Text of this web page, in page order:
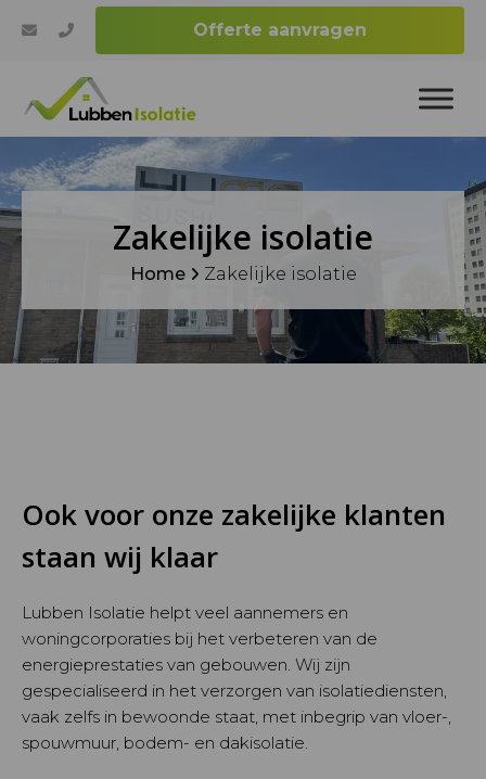
Offerte aanvragen
Zakelijke isolatie
Home Zakelijke isolatie
Ook voor onze zakelijke klanten
staan wij klaar
Lubben Isolatie helpt veel aannemers en
woningcorporaties bij het verbeteren van de
energieprestaties van gebouwen. Wij zijn
gespecialiseerd in het verzorgen van isolatiediensten,
vaak zelfs in bewoonde staat, met inbegrip van vloer-,
spouwmuur, bodem- en dakisolatie.